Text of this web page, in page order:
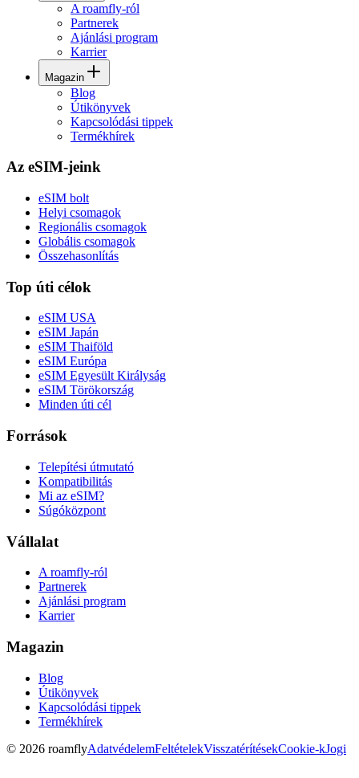
A roamfly-ról
Partnerek
Ajánlási program
Karrier
Magazin
Blog
Útikönyvek
Kapcsolódási tippek
Termékhírek
Az eSIM-jeink
eSIM bolt
Helyi csomagok
Regionális csomagok
Globális csomagok
Összehasonlítás
Top úti célok
eSIM USA
eSIM Japán
eSIM Thaiföld
eSIM Európa
eSIM Egyesült Királyság
eSIM Törökország
Minden úti cél
Források
Telepítési útmutató
Kompatibilitás
Mi az eSIM?
Súgóközpont
Vállalat
A roamfly-ról
Partnerek
Ajánlási program
Karrier
Magazin
Blog
Útikönyvek
Kapcsolódási tippek
Termékhírek
© 2026 roamflyAdatvédelemFeltételekVisszatérítésekCookie-kJogi